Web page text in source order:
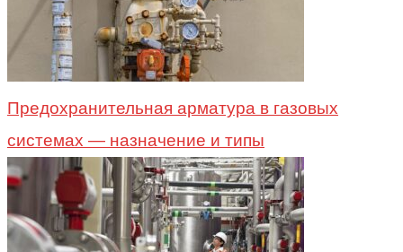
Предохранительная арматура в газовых
системах — назначение и типы